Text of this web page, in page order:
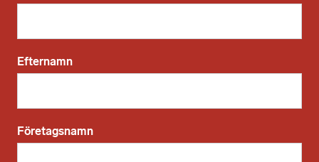
Efternamn
Företagsnamn